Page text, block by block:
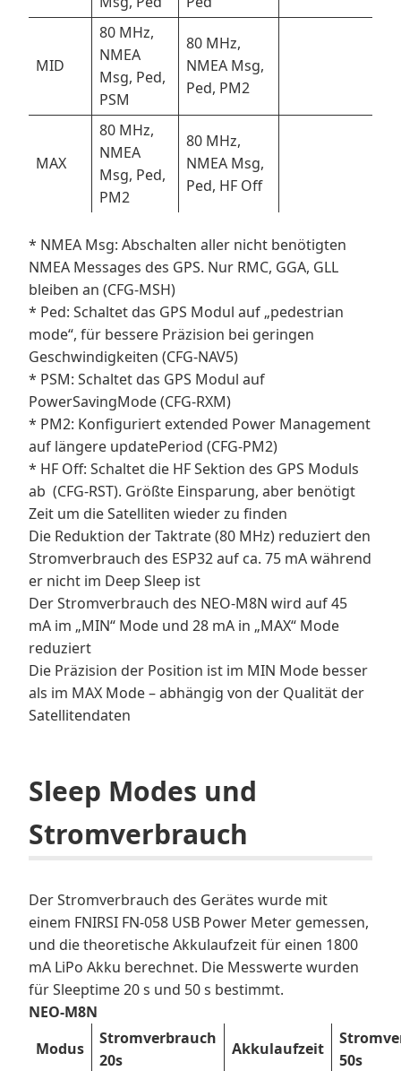
MID
80 MHz,
NMEA
Msg, Ped,
PSM
80 MHz,
NMEA Msg,
Ped, PM2
MAX
80 MHz,
NMEA
Msg, Ped,
PM2
80 MHz,
NMEA Msg,
Ped, HF Off
* NMEA Msg: Abschalten aller nicht benötigten
NMEA Messages des GPS. Nur RMC, GGA, GLL
bleiben an (CFG-MSH)
* Ped: Schaltet das GPS Modul auf „pedestrian
mode“, für bessere Präzision bei geringen
Geschwindigkeiten (CFG-NAV5)
* PSM: Schaltet das GPS Modul auf
PowerSavingMode (CFG-RXM)
* PM2: Konfiguriert extended Power Management
auf längere updatePeriod (CFG-PM2)
* HF Off: Schaltet die HF Sektion des GPS Moduls
ab (CFG-RST). Größte Einsparung, aber benötigt
Zeit um die Satelliten wieder zu finden
Die Reduktion der Taktrate (80 MHz) reduziert den
Stromverbrauch des ESP32 auf ca. 75 mA während
er nicht im Deep Sleep ist
Der Stromverbrauch des NEO-M8N wird auf 45
mA im „MIN“ Mode und 28 mA in „MAX“ Mode
reduziert
Die Präzision der Position ist im MIN Mode besser
als im MAX Mode – abhängig von der Qualität der
Satellitendaten
Sleep Modes und
Stromverbrauch
Der Stromverbrauch des Gerätes wurde mit
einem FNIRSI FN-058 USB Power Meter gemessen,
und die theoretische Akkulaufzeit für einen 1800
mA LiPo Akku berechnet. Die Messwerte wurden
für Sleeptime 20 s und 50 s bestimmt.
NEO-M8N
Modus
Stromverbrauch
20s
Akkulaufzeit
50s